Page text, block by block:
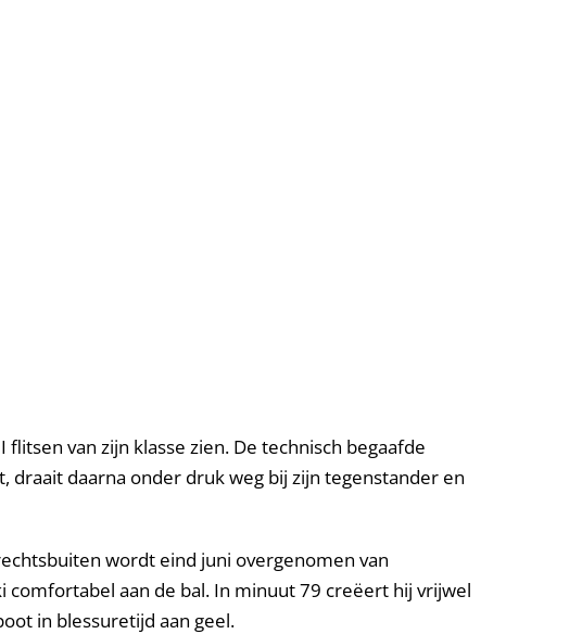
van zijn klasse zien. De technisch begaafde
draait daarna onder druk weg bij zijn tegenstander en
wordt eind juni overgenomen van
comfortabel aan de bal. In minuut 79 creëert hij vrijwel
in blessuretijd aan geel.